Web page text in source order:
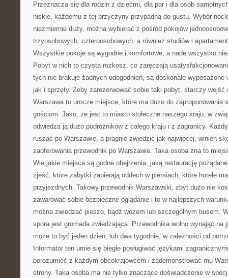
Przeznacza się dla rodzin z dziećmi, dla par i dla osób
niskie, każdemu z tej przyczyny przypadną do gustu. Wybór
niezmiernie duży, można wybierać z pośród pokojów
trzyosobowych, czteroosobowych, a również studiów i
Wszystkie pokoje są wygodne i komfortowe, a nade wszystko
Pobyt w nich to czysta rozkosz, co zaręczają
tych nie brakuje żadnych udogodnień, są doskonale wyposażone
jak i sprzęty. Żeby zarezerwować sobie taki pobyt, starczy wejść
Warszawa to urocze miejsce, które ma dużo do zaproponowania
gościom. Jako, że jest to miasto stołeczne naszego kraju, w
odwiedza ją dużo podróżników z całego kraju i z zagranicy.
ruszać po Warszawie, a pragnie zwiedzić jak najwięcej, winien
zaoferowania przewodnik po Warszawie. Taka osoba zna to
Wie jakie miejsca są godne obejrzenia, jaką restaurację
zjeść, które zabytki zapierają oddech w piersiach, które hotele
przyjezdnych. Takowy przewodnik Warszawski, zbyt dużo nie
zawarować sobie bezpieczne oglądanie i to w najlepszych
można zwiedzać pieszo, bądź wozem lub szczególnym busem.
spora jest gromada zwiedzająca. Przewodnika wolno wynająć na
może to być jeden dzień, lub dwa tygodnie, w zależności od
Informator ten umie się biegle posługiwać językami
porozumieć z każdym obcokrajowcem i zademonstrować mu
strony. Taka osoba ma nie tylko znaczące doświadczenie w